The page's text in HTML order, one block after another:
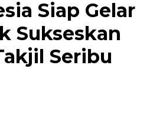
Siap Gelar
Sukseskan
Seribu